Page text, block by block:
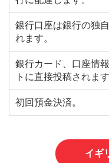
銀行口座は銀行の独
れます。
銀行カード、口座情
トに直接投稿されます
初回預金決済。
イギ